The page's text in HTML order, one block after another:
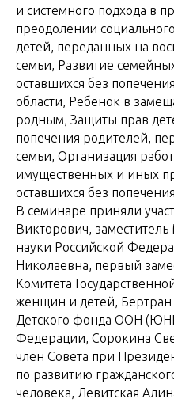
и системного подхода в
преодолении
детей, переданных на
семьи, Развитие
оставшихся без
области, Ребенок в
родным, Защиты прав
попечения родителей,
семьи, Организация
имущественных и иных
оставшихся без
В семинаре приняли
Викторович,
науки Российской
Николаевна, первый
Комитета
женщин и детей, Бертран
Детского фонда ООН
Федерации, Сорокина
член Совета при
по развитию
человека, Левитская